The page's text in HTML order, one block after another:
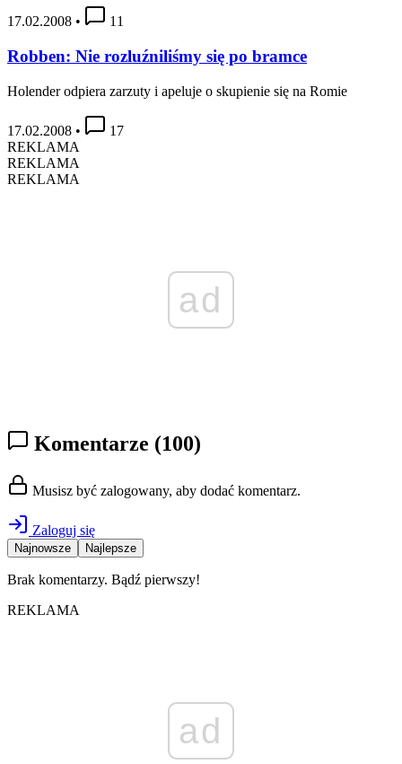
17.02.2008 • 11
Robben: Nie rozluźniliśmy się po bramce
Holender odpiera zarzuty i apeluje o skupienie się na Romie
17.02.2008 •
17
REKLAMA
REKLAMA
REKLAMA
ad
Komentarze (100)
Musisz być zalogowany, aby dodać komentarz.
Zaloguj się
Najnowsze Najlepsze
Brak komentarzy. Bądź pierwszy!
REKLAMA
ad